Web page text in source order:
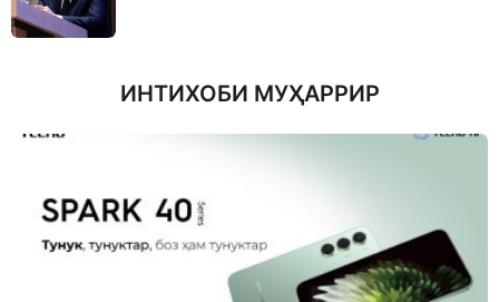
ИНТИХОБИ МУҲАРРИР